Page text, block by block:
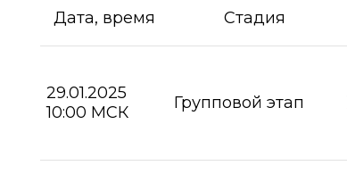
Дата, время Стадия
29.01.2025
10:00 МСК
Групповой этап